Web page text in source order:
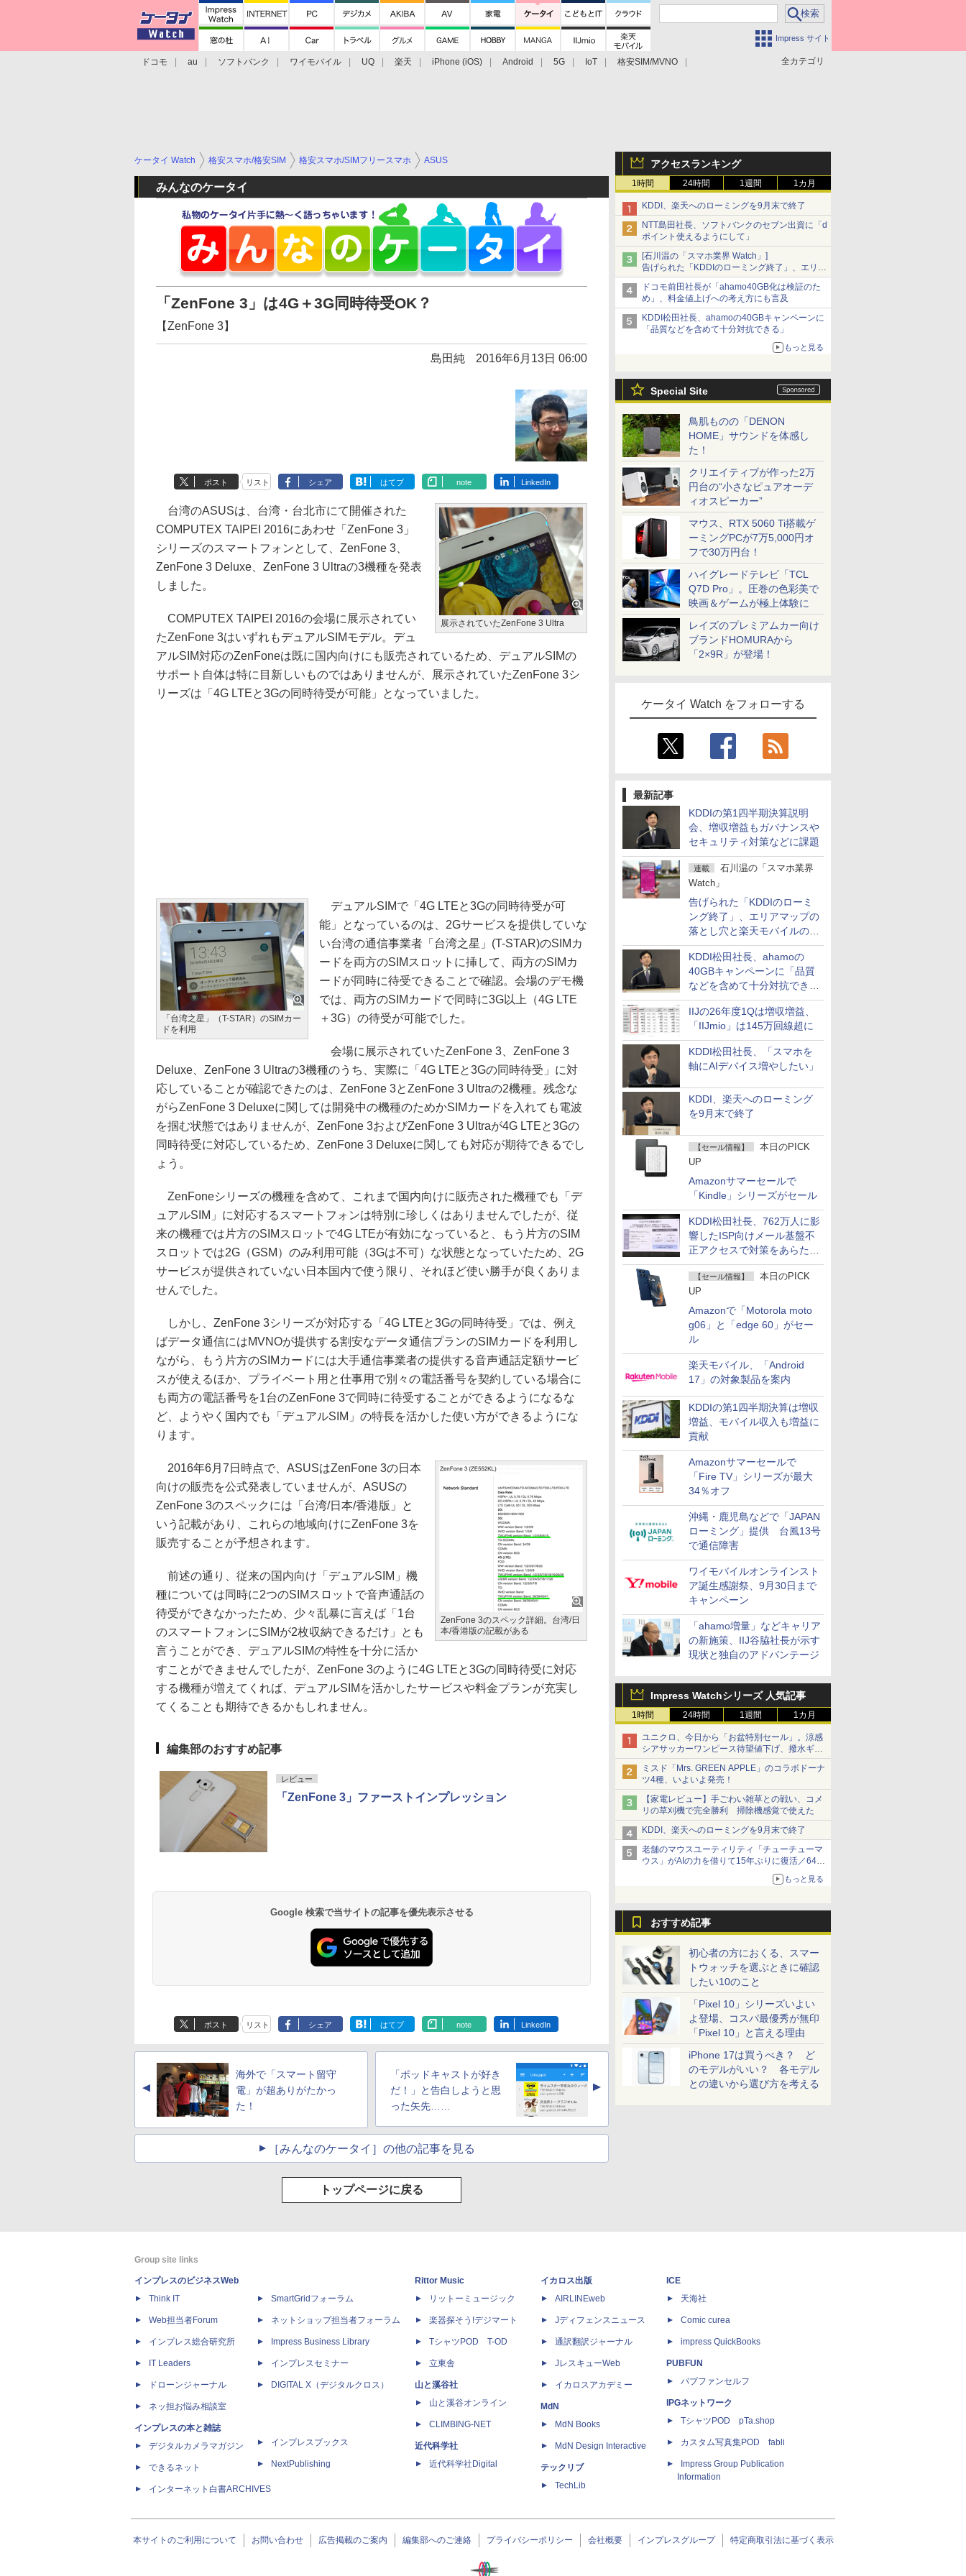
Impress サイト
全カテゴリ
ドコモ au ソフトバンク ワイモバイル UQ 楽天 iPhone (iOS) Android 5G IoT
格安SIM/MVNO
アクセスランキング
1時間 24時間 1週間 1カ月
KDDI、楽天へのローミングを9月末で終了
NTT島田社長、ソフトバンクのセブン出資に「d
ポイント使えるようにして」
[石川温の「スマホ業界 Watch」]
告げられた「KDDIのローミング終了」、エリア
マップの落とし穴と楽天モバイルの課題
ドコモ前田社長が「ahamo40GB化は検証のた
め」、料金値上げへの考え方にも言及
KDDI松田社長、ahamoの40GBキャンペーンに
「品質などを含めて十分対抗できる」
もっと見る
Special Site
鳥肌ものの「DENON
HOME」サウンドを体感し
た！
クリエイティブが作った2万
円台の“小さなピュアオーデ
ィオスピーカー”
マウス、RTX 5060 Ti搭載ゲ
ーミングPCが7万5,000円オ
フで30万円台！
ハイグレードテレビ「TCL
Q7D Pro」。圧巻の色彩美で
映画＆ゲームが極上体験に
レイズのプレミアムカー向け
ブランドHOMURAから
「2×9R」が登場！
ケータイ Watch をフォローする
最新記事
KDDIの第1四半期決算説明
会、増収増益もガバナンスや
セキュリティ対策などに課題
連載
石川温の「スマホ業界
Watch」
告げられた「KDDIのローミ
ング終了」、エリアマップの
落とし穴と楽天モバイルの課
題
KDDI松田社長、ahamoの
40GBキャンペーンに「品質
などを含めて十分対抗でき
る」
IIJの26年度1Qは増収増益、
「IIJmio」は145万回線超に
KDDI松田社長、「スマホを
軸にAIデバイス増やしたい」
KDDI、楽天へのローミング
を9月末で終了
【セール情報】
本日のPICK
UP
Amazonサマーセールで
「Kindle」シリーズがセール
KDDI松田社長、762万人に影
響したISP向けメール基盤不
正アクセスで対策をあらため
て説明
【セール情報】
本日のPICK
UP
Amazonで「Motorola moto
g06」と「edge 60」がセー
ル
楽天モバイル、「Android
17」の対象製品を案内
KDDIの第1四半期決算は増収
増益、モバイル収入も増益に
貢献
Amazonサマーセールで
「Fire TV」シリーズが最大
34％オフ
沖縄・鹿児島などで「JAPAN
ローミング」提供 台風13号
で通信障害
ワイモバイルオンラインスト
ア誕生感謝祭、9月30日まで
キャンペーン
「ahamo増量」などキャリア
の新施策、IIJ谷脇社長が示す
現状と独自のアドバンテージ
Impress Watchシリーズ 人気記事
1時間 24時間 1週間 1カ月
ユニクロ、今日から「お盆特別セール」。涼感
シアサッカーワンピース待望値下げ、撥水ギア
ショーツは1990円に
ミスド「Mrs. GREEN APPLE」のコラボドーナ
ツ4種、いよいよ発売！
【家電レビュー】手ごわい雑草との戦い、コメ
リの草刈機で完全勝利 掃除機感覚で使えた
KDDI、楽天へのローミングを9月末で終了
老舗のマウスユーティリティ「チューチューマ
ウス」がAIの力を借りて15年ぶりに復活／64bit
化、Windows 10/11、「Chrome」も走り回
る。復活記念で2026年末まで500円
もっと見る
おすすめ記事
初心者の方におくる、スマー
トウォッチを選ぶときに確認
したい10のこと
「Pixel 10」シリーズいよい
よ登場、コスパ最優秀が無印
「Pixel 10」と言える理由
iPhone 17は買うべき？ ど
のモデルがいい？ 各モデル
との違いから選び方を考える
ケータイ Watch 格安スマホ/格安SIM 格安スマホ/SIMフリースマホ ASUS
みんなのケータイ
「ZenFone 3」は4G＋3G同時待受OK？
【ZenFone 3】
島田純 2016年6月13日 06:00
ポスト リスト シェア はてブ note LinkedIn
展示されていたZenFone 3 Ultra
台湾のASUSは、台湾・台北市にて開催された
COMPUTEX TAIPEI 2016にあわせ「ZenFone 3」
シリーズのスマートフォンとして、ZenFone 3、
ZenFone 3 Deluxe、ZenFone 3 Ultraの3機種を発表
しました。
COMPUTEX TAIPEI 2016の会場に展示されてい
たZenFone 3はいずれもデュアルSIMモデル。デュ
アルSIM対応のZenFoneは既に国内向けにも販売されているため、デュアルSIMの
サポート自体は特に目新しいものではありませんが、展示されていたZenFone 3シ
リーズは「4G LTEと3Gの同時待受が可能」となっていました。
「台湾之星」（T-STAR）のSIMカー
ドを利用
デュアルSIMで「4G LTEと3Gの同時待受が可
能」となっているのは、2Gサービスを提供していな
い台湾の通信事業者「台湾之星」(T-STAR)のSIMカ
ードを両方のSIMスロットに挿して、両方のSIMカ
ードが同時に待受できることで確認。会場のデモ機
では、両方のSIMカードで同時に3G以上（4G LTE
＋3G）の待受が可能でした。
会場に展示されていたZenFone 3、ZenFone 3
Deluxe、ZenFone 3 Ultraの3機種のうち、実際に「4G LTEと3Gの同時待受」に対
応していることが確認できたのは、ZenFone 3とZenFone 3 Ultraの2機種。残念な
がらZenFone 3 Deluxeに関しては開発中の機種のためかSIMカードを入れても電波
を掴む状態ではありませんが、ZenFone 3およびZenFone 3 Ultraが4G LTEと3Gの
同時待受に対応しているため、ZenFone 3 Deluxeに関しても対応が期待できるでし
ょう。
ZenFoneシリーズの機種を含めて、これまで国内向けに販売された機種でも「デ
ュアルSIM」に対応するスマートフォンは特別に珍しくはありませんでしたが、従
来の機種では片方のSIMスロットで4G LTEが有効になっていると、もう片方のSIM
スロットでは2G（GSM）のみ利用可能（3Gは不可）な状態となっていたため、2G
サービスが提供されていない日本国内で使う限り、それほど使い勝手が良くありま
せんでした。
しかし、ZenFone 3シリーズが対応する「4G LTEと3Gの同時待受」では、例え
ばデータ通信にはMVNOが提供する割安なデータ通信プランのSIMカードを利用し
ながら、もう片方のSIMカードには大手通信事業者の提供する音声通話定額サービ
スが使えるほか、プライベート用と仕事用で別々の電話番号を契約している場合に
も両方の電話番号を1台のZenFone 3で同時に待受することができるようになるな
ど、ようやく国内でも「デュアルSIM」の特長を活かした使い方ができるようにな
ります。
ZenFone 3のスペック詳細。台湾/日
本/香港版の記載がある
2016年6月7日時点で、ASUSはZenFone 3の日本
向けの販売を公式発表していませんが、ASUSの
ZenFone 3のスペックには「台湾/日本/香港版」と
いう記載があり、これらの地域向けにZenFone 3を
販売することが予想されます。
前述の通り、従来の国内向け「デュアルSIM」機
種については同時に2つのSIMスロットで音声通話の
待受ができなかったため、少々乱暴に言えば「1台
のスマートフォンにSIMが2枚収納できるだけ」とも
言うことができ、デュアルSIMの特性を十分に活か
すことができませんでしたが、ZenFone 3のように4G LTEと3Gの同時待受に対応
する機種が増えてくれば、デュアルSIMを活かしたサービスや料金プランが充実し
てくることも期待できるかもしれません。
編集部のおすすめ記事
レビュー
「ZenFone 3」ファーストインプレッション
Google 検索で当サイトの記事を優先表示させる
ポスト リスト シェア はてブ note LinkedIn
▲
海外で「スマート留守
電」が超ありがたかっ
た！
「ポッドキャストが好き
だ！」と告白しようと思
った矢先……
▲
［みんなのケータイ］の他の記事を見る
トップページに戻る
Group site links
インプレスのビジネスWeb
Think IT
Web担当者Forum
インプレス総合研究所
IT Leaders
ドローンジャーナル
ネッ担お悩み相談室
インプレスの本と雑誌
デジタルカメラマガジン
できるネット
インターネット白書ARCHIVES
SmartGridフォーラム
ネットショップ担当者フォーラム
Impress Business Library
インプレスセミナー
DIGITAL X（デジタルクロス）
インプレスブックス
NextPublishing
Rittor Music
リットーミュージック
楽器探そう!デジマート
TシャツPOD T-OD
立東舎
山と溪谷社
山と溪谷オンライン
CLIMBING-NET
近代科学社
近代科学社Digital
イカロス出版
AIRLINEweb
Jディフェンスニュース
通訳翻訳ジャーナル
JレスキューWeb
イカロスアカデミー
MdN
MdN Books
MdN Design Interactive
テックリブ
TechLib
ICE
天海社
Comic curea
impress QuickBooks
PUBFUN
パブファンセルフ
IPGネットワーク
TシャツPOD pTa.shop
カスタム写真集POD fabli
Impress Group Publication
Information
本サイトのご利用について お問い合わせ 広告掲載のご案内 編集部へのご連絡 プライバシーポリシー 会社概要 インプレスグループ 特定商取引法に基づく表示